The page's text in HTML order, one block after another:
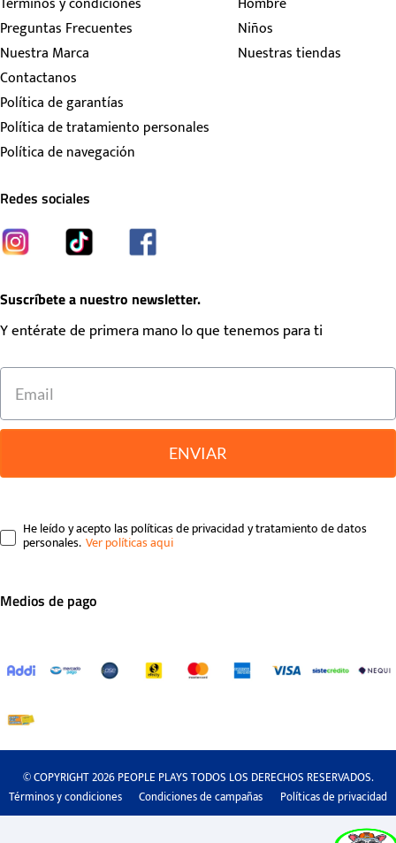
Preguntas Frecuentes
Nuestra Marca
Contactanos
Política de garantías
Política de tratamiento personales
Política de navegación
Niños
Nuestras tiendas
Redes sociales
Suscríbete a nuestro newsletter.
Y entérate de primera mano lo que tenemos para ti
ENVIAR
He leído y acepto las políticas de privacidad y tratamiento de datos
personales.
Medios de pago
© COPYRIGHT 2026 PEOPLE PLAYS TODOS LOS DERECHOS RESERVADOS.
Términos y condiciones
Condiciones de campañas Políticas de privacidad